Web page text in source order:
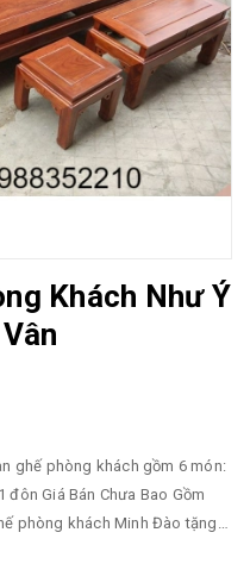
Khách Như Ý
đôn Giá Bán Chưa Bao Gồm
phòng khách Minh Đào tặng